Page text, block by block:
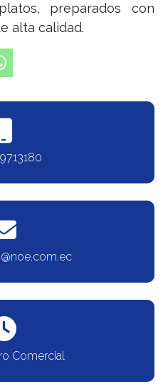
preparados con
alta calidad.
Comercial